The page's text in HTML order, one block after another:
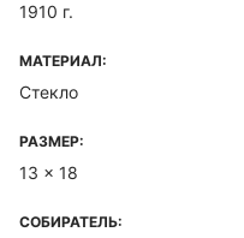
1910 г.
МАТЕРИАЛ:
Стекло
РАЗМЕР:
13 x 18
СОБИРАТЕЛЬ: